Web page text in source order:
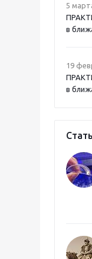
5
в
19
в